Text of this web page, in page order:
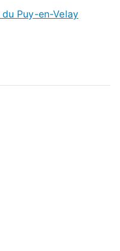
Puy-en-Velay